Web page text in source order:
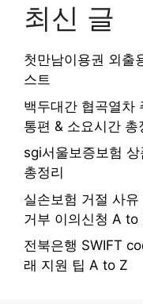
최신 글
첫만남이용권 외출
스트
백두대간 협곡열차
통편 & 소요시간 총
sgi서울보증보험
총정리
실손보험 거절 사
거부 이의신청 A to
전북은행 SWIFT
래 지원 팁 A to Z